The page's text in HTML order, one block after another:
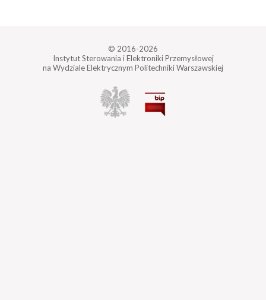
© 2016-2026
Instytut Sterowania i Elektroniki Przemysłowej
na Wydziale Elektrycznym Politechniki Warszawskiej